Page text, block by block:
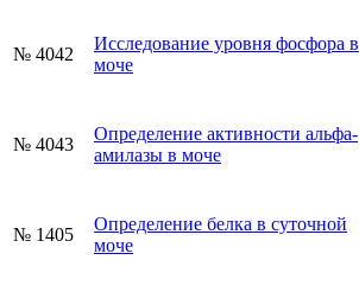
№ 4042
Исследование уровня фосфора в
моче
№ 4043
Определение активности альфа-
амилазы в моче
№ 1405
Определение белка в суточной
моче